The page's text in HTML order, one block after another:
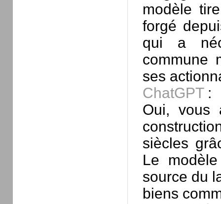
modèle
forgé
qui a
commune
ses
ChatGPT:
Oui, vous
siècles
Le
source du
biens